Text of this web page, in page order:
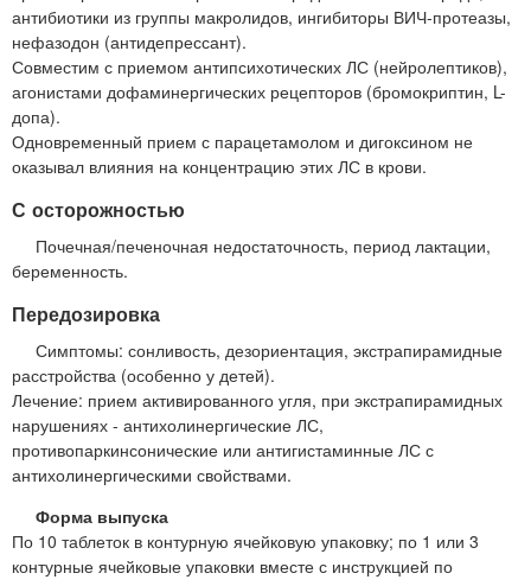
антибиотики из группы макролидов, ингибиторы ВИЧ-протеазы,
нефазодон (антидепрессант).
Совместим с приемом антипсихотических ЛС (нейролептиков),
агонистами дофаминергических рецепторов (бромокриптин, L-
допа).
Одновременный прием с парацетамолом и дигоксином не
оказывал влияния на концентрацию этих ЛС в крови.
С осторожностью
Почечная/печеночная недостаточность, период лактации,
беременность.
Передозировка
Симптомы: сонливость, дезориентация, экстрапирамидные
расстройства (особенно у детей).
Лечение: прием активированного угля, при экстрапирамидных
нарушениях - антихолинергические ЛС,
противопаркинсонические или антигистаминные ЛС с
антихолинергическими свойствами.
Форма выпуска
По 10 таблеток в контурную ячейковую упаковку; по 1 или 3
контурные ячейковые упаковки вместе с инструкцией по